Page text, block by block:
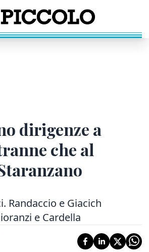
dirigenze a
che al
Randaccio e Giacich
e Cardella